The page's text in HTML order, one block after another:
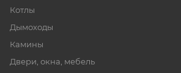
Котлы
Дымоходы
Камины
Двери, окна, мебель